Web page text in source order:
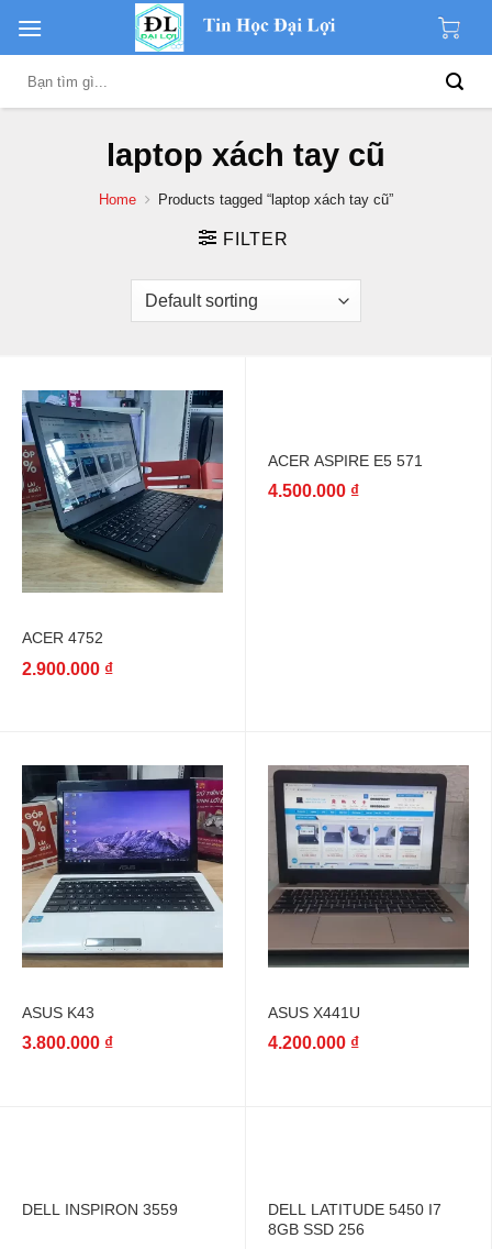
content
laptop xách tay cũ
Home Products tagged “laptop xách tay cũ”
FILTER
ACER 4752
2.900.000 ₫
ACER ASPIRE E5 571
4.500.000 ₫
ASUS K43
3.800.000 ₫
ASUS X441U
4.200.000 ₫
DELL INSPIRON 3559
DELL LATITUDE 5450 I7
8GB SSD 256